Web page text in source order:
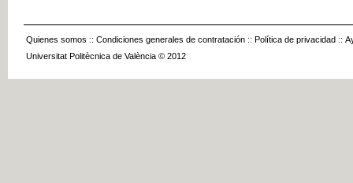
Quienes somos :: Condiciones generales de contratación :: Política de privacidad ::
Universitat Politècnica de València © 2012